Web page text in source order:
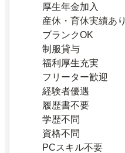
厚生年金加入
産休・育休実績あり
ブランクOK
制服貸与
福利厚生充実
フリーター歓迎
経験者優遇
履歴書不要
学歴不問
資格不問
PCスキル不要